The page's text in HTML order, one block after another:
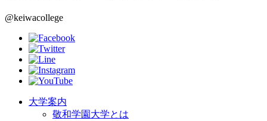
@keiwacollege
大学案内
敬和学園大学とは